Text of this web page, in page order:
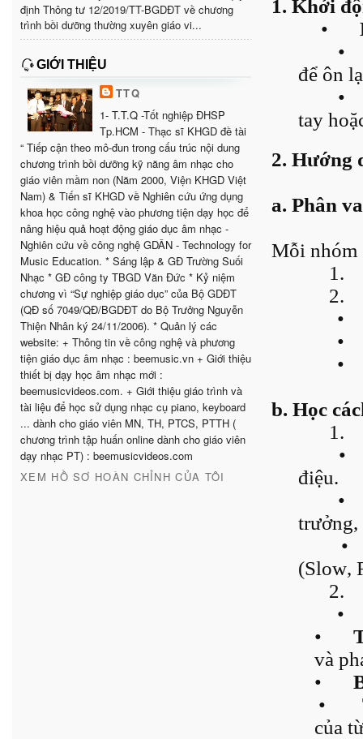
định Thông tư 12/2019/TT-BGDĐT về chương
trình bồi dưỡng thường xuyên giáo vi...
GIỚI THIỆU
TTQ
1- T.T.Q -Tốt nghiệp ĐHSP
Tp.HCM - Thạc sĩ KHGD đề tài
“ Tiếp cận theo mô-đun trong cấu trúc nội dung
chương trình bồi dưỡng kỹ năng âm nhạc cho
giáo viên mầm non (Năm 2000, Viện KHGD Việt
Nam) & Tiến sĩ KHGD về Nghiên cứu ứng dụng
khoa học công nghệ vào phương tiện dạy học để
nâng hiệu quả hoạt động giáo dục âm nhạc -
Nghiên cứu về công nghệ GDÂN - Technology for
Music Education. * Sáng lập & GĐ Trường Suối
Nhạc * GĐ công ty TBGD Văn Đức * Kỷ niệm
chương vì “Sự nghiệp giáo dục” của Bộ GDĐT
(QĐ số 7049/QĐ/BGDĐT do Bộ Trưởng Nguyễn
Thiện Nhân ký 24/11/2006). * Quản lý các
website: + Thông tin về công nghệ và phương
tiện giáo dục âm nhạc : beemusic.vn + Giới thiệu
thiết bị dạy học âm nhạc mới :
beemusicvideos.com. + Giới thiệu giáo trình và
tài liệu để học sử dụng nhạc cụ piano, keyboard
... dành cho giáo viên MN, TH, PTCS, PTTH (
chương trình tập huấn online dành cho giáo viên
dạy nhạc PT) : beemusicvideos.com
XEM HỒ SƠ HOÀN CHỈNH CỦA TÔI
1. Khởi
•
•
để ôn
•
tay
2. Hướng
a. Phân
Mỗi nhóm
1.
2.
•
•
•
b. Học
1.
•
điệu.
•
•
(Slow,
2.
•
•
và
•
•
của